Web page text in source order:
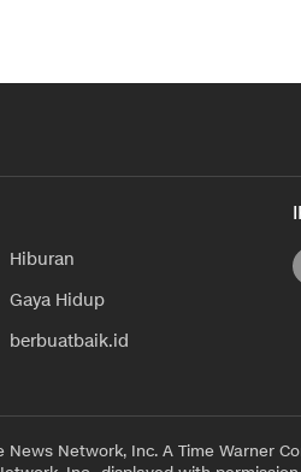
Hiburan
Gaya Hidup
berbuatbaik.id
Network, Inc. A Time Warner